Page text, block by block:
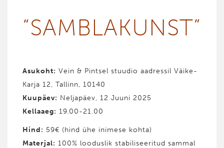
“SAMBLAKUNST”
Asukoht: Vein & Pintsel stuudio aadressil Väike-
Karja 12, Tallinn, 10140
Kuupäev: Neljapäev, 12 Juuni 2025
Kellaaeg: 19.00-21.00
Hind: 59€ (hind ühe inimese kohta)
Materjal: 100% looduslik stabiliseeritud sammal